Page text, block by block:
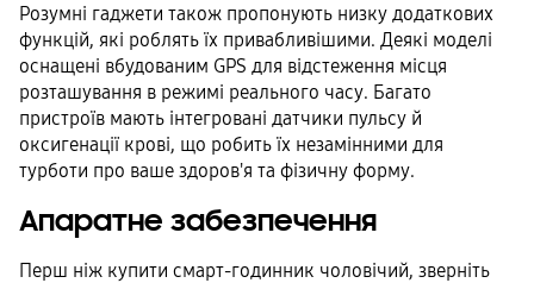
Розумні гаджети також пропонують низку додаткових
функцій, які роблять їх привабливішими. Деякі моделі
оснащені вбудованим GPS для відстеження місця
розташування в режимі реального часу. Багато
пристроїв мають інтегровані датчики пульсу й
оксигенації крові, що робить їх незамінними для
турботи про ваше здоров'я та фізичну форму.
Апаратне забезпечення
Перш ніж купити смарт-годинник чоловічий, зверніть